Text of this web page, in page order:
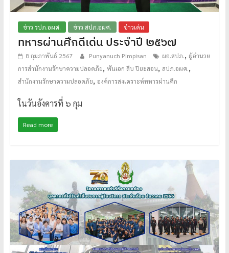
ข่าว รปภ.อผศ. ข่าว สปภ.อผศ. ข่าวเด่น
ทหารผ่านศึกดีเด่น ประจำปี ๒๕๖๗
8 กุมภาพันธ์ 2567 Punyanuch Pimpisan ผอ.สปภ., ผู้อำนวย
การสำนักงานรักษาความปลอดภัย, พันเอก สืบ ปิยะสอน, สปภ.อผศ.,
สำนักงานรักษาความปลอดภัย, องค์การสงเคราะห์ทหารผ่านศึก
ในวันอังคารที่ ๖ กุม
Read more